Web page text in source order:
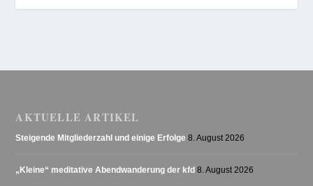
AKTUELLE ARTIKEL
Steigende Mitgliederzahl und einige Erfolge 8. August 2026
„Kleine“ meditative Abendwanderung der kfd 8. August 2026